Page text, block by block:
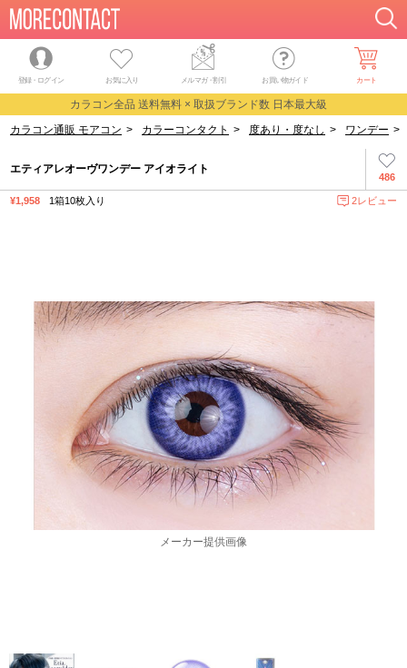
登録・ログイン お気に入り メルマガ・割引 お買い物ガイド カート
カラコン全品 送料無料 × 取扱ブランド数 日本最大級
カラコン通販 モアコン > カラーコンタクト > 度あり・度なし > ワンデー >
486
エティアレオーヴワンデー アイオライト
¥1,958 1箱10枚入り 2レビュー
メーカー提供画像